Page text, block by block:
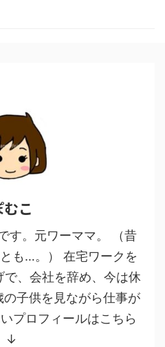
むこ
す。元ワーママ。 （昔
も…。） 在宅ワークを
、会社を辞め、今は休
子供を見ながら仕事が
プロフィールはこちら
↓